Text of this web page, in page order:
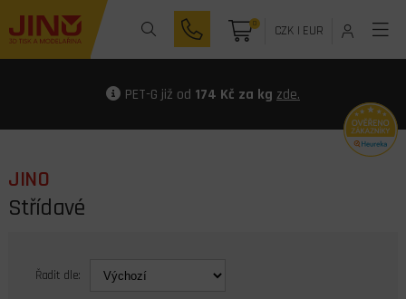
0 CZK| EUR
PET-G již od 174 Kč za kg zde.
JINO
Střídavé
Řadit dle: